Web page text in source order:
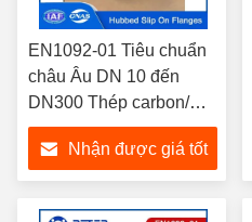
EN1092-01 Tiêu chuẩn
châu Âu DN 10 đến
DN300 Thép carbon/
Thép không gỉ Hubbed
Slip On Flange cho
đường ống dẫn dầu và
khí
Nhận được giá tốt